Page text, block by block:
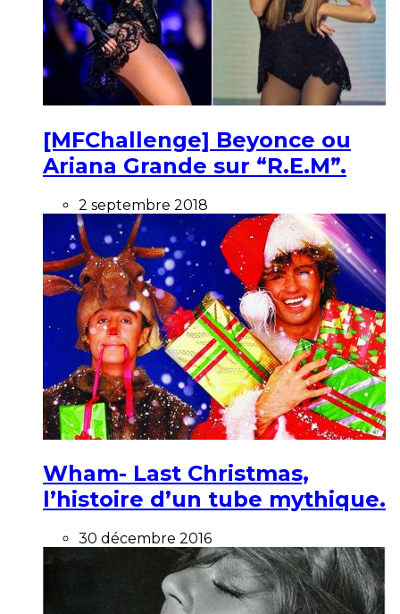
[MFChallenge] Beyonce ou
Ariana Grande sur “R.E.M”.
2 septembre 2018
Wham- Last Christmas,
l’histoire d’un tube mythique.
30 décembre 2016